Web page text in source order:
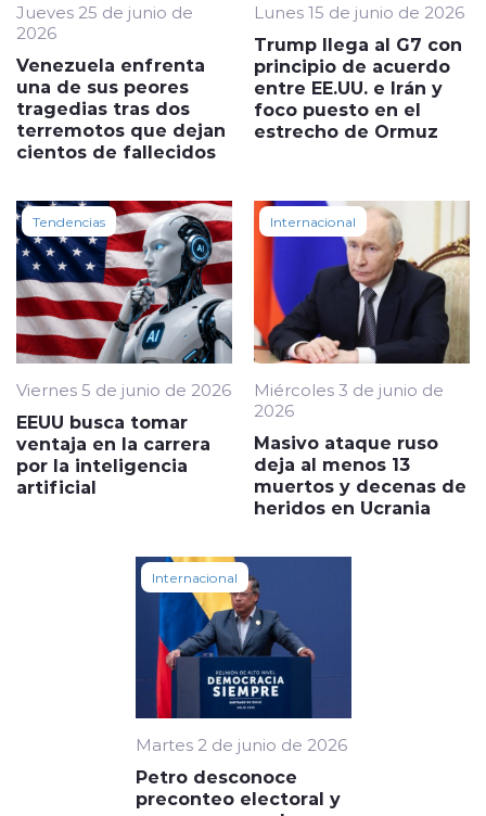
Jueves 25 de junio de
2026
Venezuela enfrenta
una de sus peores
tragedias tras dos
terremotos que dejan
cientos de fallecidos
Lunes 15 de junio de 2026
Trump llega al G7 con
principio de acuerdo
entre EE.UU. e Irán y
foco puesto en el
estrecho de Ormuz
Tendencias
Viernes 5 de junio de 2026
EEUU busca tomar
ventaja en la carrera
por la inteligencia
artificial
Internacional
Miércoles 3 de junio de
2026
Masivo ataque ruso
deja al menos 13
muertos y decenas de
heridos en Ucrania
Internacional
Martes 2 de junio de 2026
Petro desconoce
preconteo electoral y